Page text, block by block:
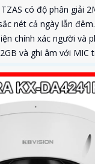
có độ phân giải
nét cả ngày lẫn
chính xác người và
và ghi âm với MIC